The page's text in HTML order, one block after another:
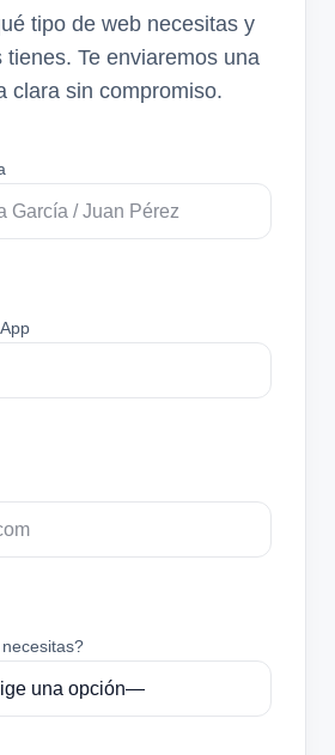
tipo de web necesitas y
tienes. Te enviaremos una
clara sin compromiso.